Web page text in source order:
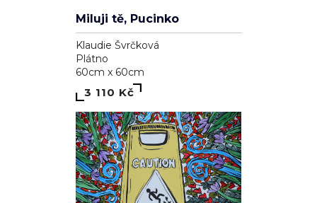
Miluji tě, Pucinko
Klaudie Švrčková
Plátno
60cm x 60cm
3 110 Kč